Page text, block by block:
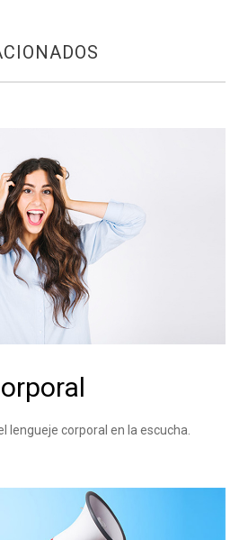
lengueje corporal en la escucha.